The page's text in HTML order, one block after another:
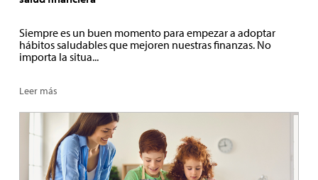
Siempre es un buen momento para empezar a adoptar
hábitos saludables que mejoren nuestras finanzas. No
importa la situa...
Leer más